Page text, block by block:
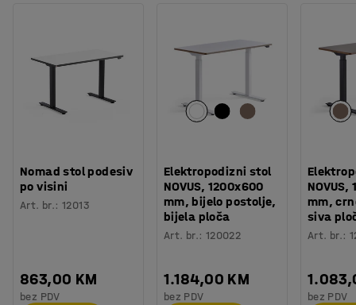
Nomad stol podesiv
po visini
Art. br.:12013
863,00 KM
bez PDV
Elektropodizni stol
NOVUS, 1200x600
mm, bijelo postolje,
bijela ploča
Art. br.: 120022
1.184,00 KM
bez PDV
mm,
siva
Art. br.:
bez PDV